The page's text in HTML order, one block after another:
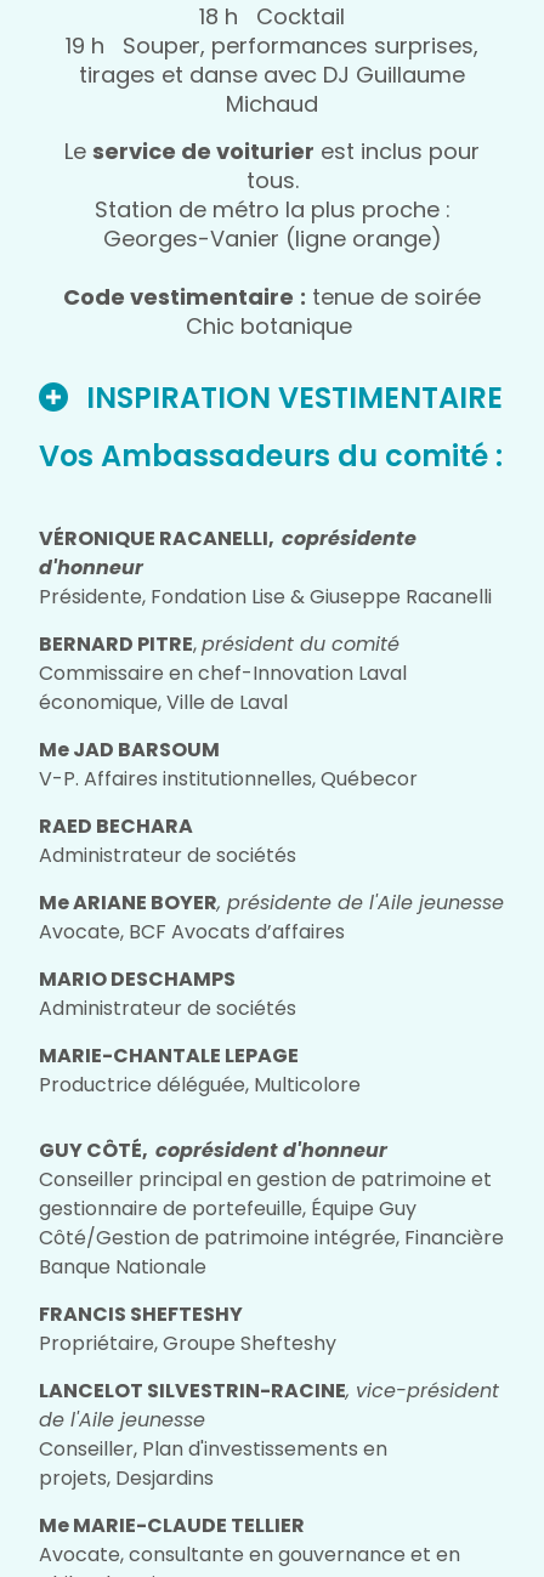
18 h Cocktail
19 h Souper, performances surprises,
tirages et danse avec DJ Guillaume
Michaud
Le service de voiturier est inclus pour
tous.
Station de métro la plus proche :
Georges-Vanier (ligne orange)
Code vestimentaire : tenue de soirée
Chic botanique
INSPIRATION VESTIMENTAIRE
Vos Ambassadeurs du comité :
VÉRONIQUE RACANELLI, coprésidente
d'honneur
Présidente, Fondation Lise & Giuseppe Racanelli
BERNARD PITRE,président du comité
Commissaire en chef-Innovation Laval
économique, Ville de Laval
Me JAD BARSOUM
V-P. Affaires institutionnelles, Québecor
RAED BECHARA
Administrateur de sociétés
Me ARIANE BOYER, présidente de l'Aile jeunesse
Avocate, BCF Avocats d’affaires
MARIO DESCHAMPS
Administrateur de sociétés
MARIE-CHANTALE LEPAGE
Productrice déléguée, Multicolore
GUY CÔTÉ, coprésident d'honneur
Conseiller principal en gestion de patrimoine et
gestionnaire de portefeuille, Équipe Guy
Côté/Gestion de patrimoine intégrée, Financière
Banque Nationale
FRANCIS SHEFTESHY
Propriétaire, Groupe Shefteshy
LANCELOT SILVESTRIN-RACINE, vice-président
de l'Aile jeunesse
Conseiller, Plan d'investissements en
projets, Desjardins
Me MARIE-CLAUDE TELLIER
Avocate, consultante en gouvernance et en